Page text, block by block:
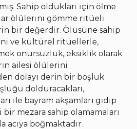
Sahip oldukları için ölme
ölülerini gömme ritüeli
bir değerdir. Ölüsüne sahip
ve kültürel ritüellerle,
onursuzluk, eksiklik olarak
ailesi ölülerini
dolayı derin bir boşluk
dolduracakları,
ile bayram akşamları gidip
mezara sahip olamamaları
acıya boğmaktadır.